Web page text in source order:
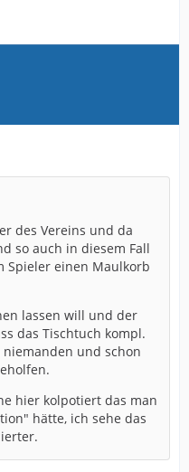
des Vereins und da
so auch in diesem Fall
Spieler einen Maulkorb
lassen will und der
das Tischtuch kompl.
und schon
hier kolpotiert das man
hätte, ich sehe das